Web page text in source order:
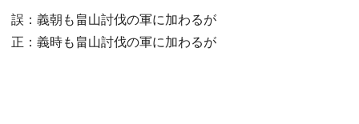
誤：義朝も畠山討伐の軍に加わるが
正：義時も畠山討伐の軍に加わるが